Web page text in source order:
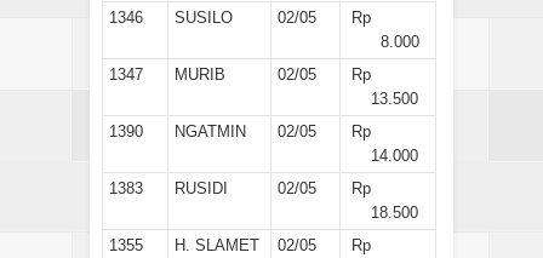
1346
SUSILO 02/05
Rp
8.000
1347
MURIB 02/05
Rp
13.500
1390
NGATMIN 02/05
Rp
14.000
1383
RUSIDI 02/05
Rp
18.500
1355
H. SLAMET 02/05
Rp